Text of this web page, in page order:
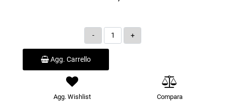
Quantità
Agg. Carrello
Agg. Wishlist Compara